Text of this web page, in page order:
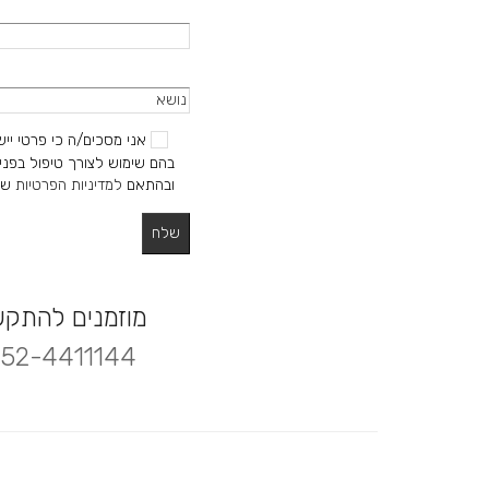
אני מסכים/ה כי פרטי
בהם שימוש לצורך טיפול
ובהתאם למדיניות הפרטיות
מוזמנים
4411144